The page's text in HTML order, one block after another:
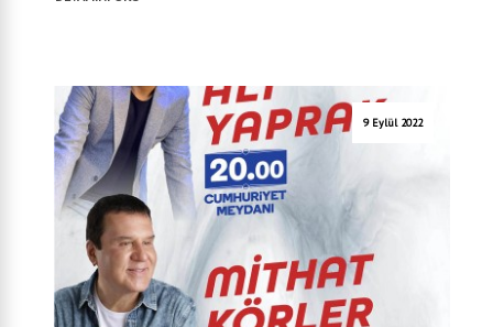
9 Eylül 2022